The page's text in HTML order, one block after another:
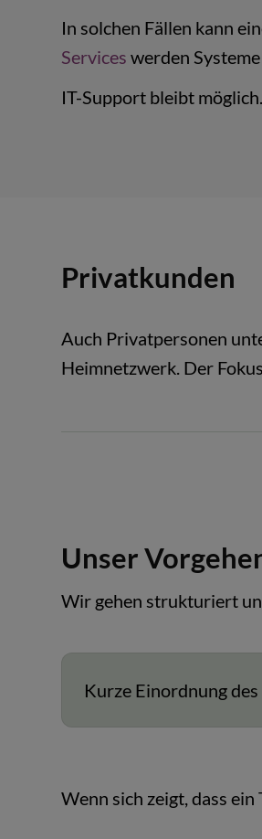
In solchen Fällen kann
Services werden
IT-Support bleibt
Privatkunden
Auch Privatpersonen
Heimnetzwerk. Der
Unser
Wir gehen strukturiert
Kurze Einordnung
Wenn sich zeigt, dass